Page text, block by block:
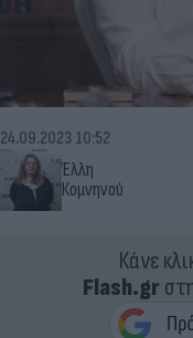
Έλλη
Κομνηνού
24.09.2023 10:52
Κάνε
Flash.gr